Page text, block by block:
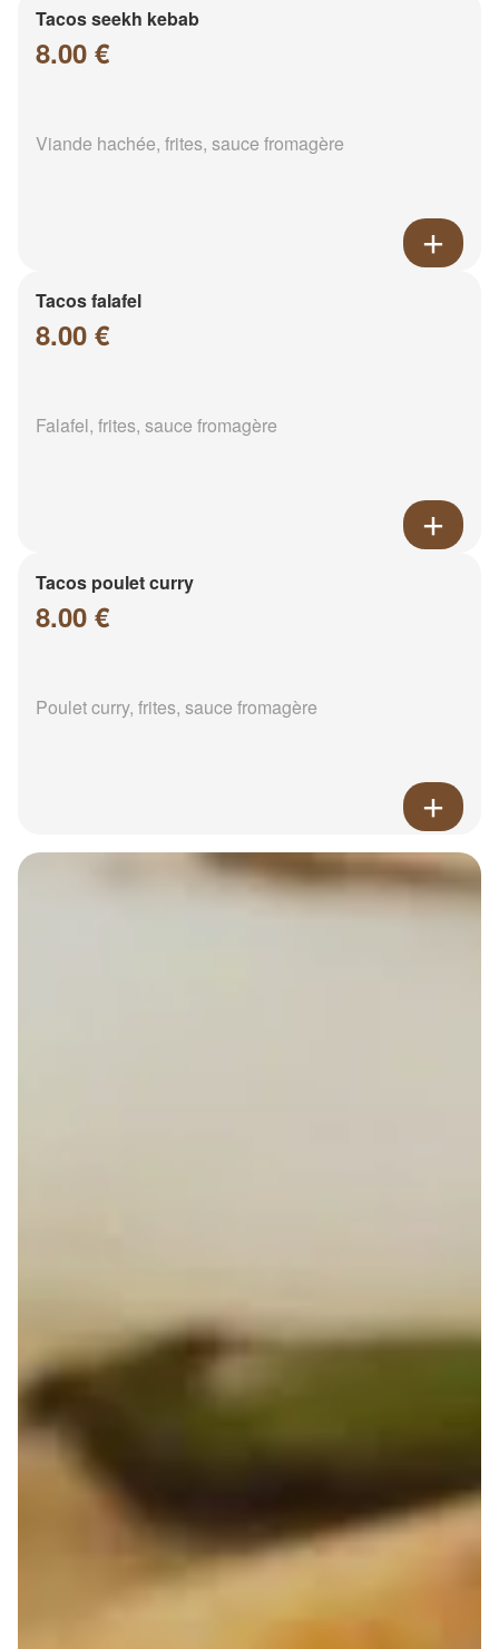
Tacos seekh kebab
8.00 €
Viande hachée, frites, sauce fromagère
Tacos falafel
8.00 €
Falafel, frites, sauce fromagère
Tacos poulet curry
8.00 €
Poulet curry, frites, sauce fromagère